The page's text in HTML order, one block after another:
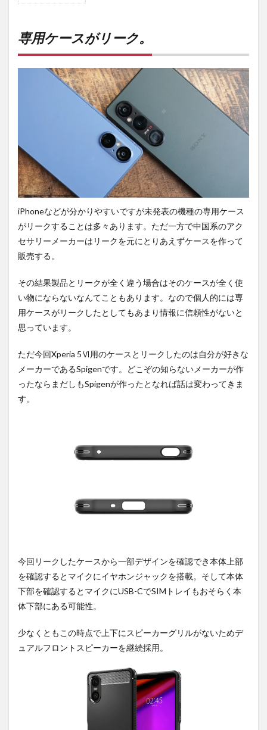
スが
リー
ク。
3
中国
企業
に開
委
託。
4
まと
5
PR)
は待
ち時
手数
料不
要の
オン
ンシ
専用ケースがリーク。
iPhoneなどが分かりやすいですが未発表の機種の専用ケース
がリークすることは多々あります。 ただ一方で中国系のアク
セサリーメーカーはリークを元にとりあえずケースを作って
販売する。
その結果製品とリークが全く違う場合はそのケースが全く使
い物にならないなんてこともあります。なので個人的には専
用ケースがリークしたとしてもあまり情報に信頼性がないと
思っています。
ただ今回Xperia 5Ⅵ用のケースとリークしたのは自分が好きな
メーカーであるSpigenです。どこぞの知らないメーカーが作
ったならまだしもSpigenが作ったとなれば話は変わってきま
す。
今回リークしたケースから一部デザインを確認でき本体上部
を確認するとマイクにイヤホンジャックを搭載。そして本体
下部を確認するとマイクにUSB-CでSIMトレイもおそらく本
体下部にある可能性。
少なくともこの時点で上下にスピーカーグリルがないためデ
ュアルフロントスピーカーを継続採用。